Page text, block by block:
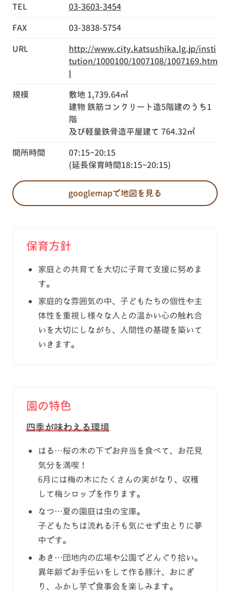
TEL
03-3603-3454
FAX
03-3838-5754
URL
http://www.city.katsushika.lg.jp/insti
tution/1000100/1007108/1007169.htm
l
規模
敷地 1,739.64㎡
建物 鉄筋コンクリート造5階建のうち1
階
及び軽量鉄骨造平屋建て 764.32㎡
開所時間
07:15~20:15
(延長保育時間18:15~20:15)
googlemapで地図を見る
保育方針
家庭との共育てを大切に子育て支援に努めま
す。
家庭的な雰囲気の中、子どもたちの個性や主
体性を重視し様々な人との温かい心の触れ合
いを大切にしながら、人間性の基礎を築いて
いきます。
園の特色
四季が味わえる環境
はる…桜の木の下でお弁当を食べて、お花見
気分を満喫！
6月には梅の木にたくさんの実がなり、 収穫
して梅シロップを作ります。
なつ…夏の園庭は虫の宝庫。
子どもたちは流れる汗も気にせず虫とりに夢
中です。
あき…団地内の広場や公園でどんぐり拾い。
異年齢でお手伝いをして作る豚汁、おにぎ
り、 ふかし芋で食事会を楽しみます。